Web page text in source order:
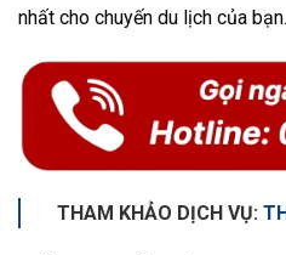
nhất cho chuyến du lịch của bạn.
THAM KHẢO DỊCH VỤ: